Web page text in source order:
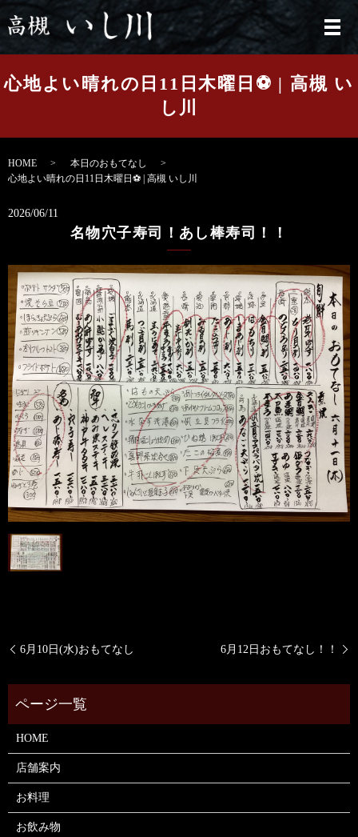
メ
心地よい晴れの日11日木曜日⚽️ | 高槻 い
し川
HOME
本日のおもてなし
心地よい晴れの日11日木曜日⚽️ | 高槻 いし川
2026/06/11
名物穴子寿司！あし棒寿司！！
6月10日(水)おもてなし 6月12日おもてなし！！
HOME
店舗案内
お料理
お飲み物